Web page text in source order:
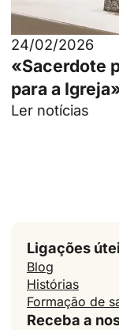
24/02/2026
«Sacerdote
para a
Ler notícias
Ligações
Blog
Histórias
Formação de
Receba a